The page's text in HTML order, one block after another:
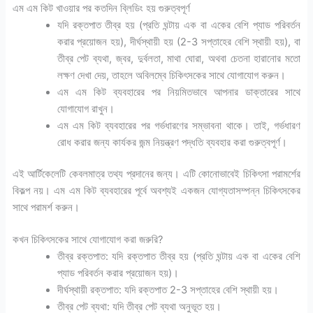
এম এম কিট খাওয়ার পর কতদিন ব্লিডিং হয় গুরুত্বপূর্ণ
যদি রক্তপাত তীব্র হয় (প্রতি ঘন্টায় এক বা একের বেশি প্যাড পরিবর্তন
করার প্রয়োজন হয়), দীর্ঘস্থায়ী হয় (2-3 সপ্তাহের বেশি স্থায়ী হয়), বা
তীব্র পেট ব্যথা, জ্বর, দুর্বলতা, মাথা ঘোরা, অথবা চেতনা হারানোর মতো
লক্ষণ দেখা দেয়, তাহলে অবিলম্বে চিকিৎসকের সাথে যোগাযোগ করুন।
এম এম কিট ব্যবহারের পর নিয়মিতভাবে আপনার ডাক্তারের সাথে
যোগাযোগ রাখুন।
এম এম কিট ব্যবহারের পর গর্ভধারণের সম্ভাবনা থাকে। তাই, গর্ভধারণ
রোধ করার জন্য কার্যকর জন্ম নিয়ন্ত্রণ পদ্ধতি ব্যবহার করা গুরুত্বপূর্ণ।
এই আর্টিকেলেটি কেবলমাত্র তথ্য প্রদানের জন্য। এটি কোনোভাবেই চিকিৎসা পরামর্শের
বিকল্প নয়। এম এম কিট ব্যবহারের পূর্বে অবশ্যই একজন যোগ্যতাসম্পন্ন চিকিৎসকের
সাথে পরামর্শ করুন।
কখন চিকিৎসকের সাথে যোগাযোগ করা জরুরি?
তীব্র রক্তপাত: যদি রক্তপাত তীব্র হয় (প্রতি ঘন্টায় এক বা একের বেশি
প্যাড পরিবর্তন করার প্রয়োজন হয়)।
দীর্ঘস্থায়ী রক্তপাত: যদি রক্তপাত 2-3 সপ্তাহের বেশি স্থায়ী হয়।
তীব্র পেট ব্যথা: যদি তীব্র পেট ব্যথা অনুভূত হয়।